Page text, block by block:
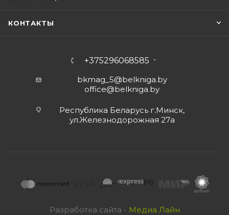
КОНТАКТЫ
+375296068585
bkmag_5@belkniga.by
office@belkniga.by
Республика Беларусь г.Минск,
ул.Железнодорожная 27а
Разработка сайта - Медиа Лайн